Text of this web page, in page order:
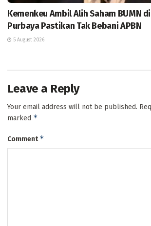
Kemenkeu Ambil Alih Saham BUMN
Purbaya Pastikan Tak Bebani APBN
5 August 2026
Leave a Reply
Your email address will not be published.
marked *
Comment*